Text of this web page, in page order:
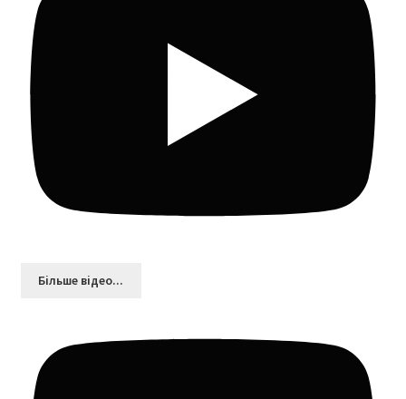
Більшe відео...